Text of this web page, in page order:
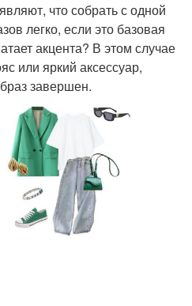
что собрать с одной
легко, если это базовая
акцента? В этом случае
или яркий аксессуар,
завершен.